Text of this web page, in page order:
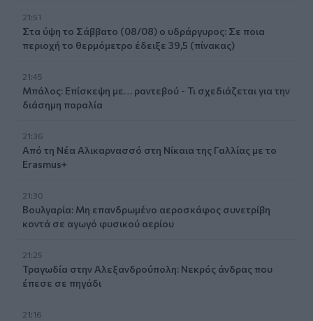
21:51
Στα ύψη το Σάββατο (08/08) ο υδράργυρος: Σε ποια
περιοχή το θερμόμετρο έδειξε 39,5 (πίνακας)
21:45
Μπάλος: Επίσκεψη με… ραντεβού - Τι σχεδιάζεται για την
διάσημη παραλία
21:36
Από τη Νέα Αλικαρνασσό στη Νίκαια της Γαλλίας με το
Erasmus+
21:30
Βουλγαρία: Μη επανδρωμένο αεροσκάφος συνετρίβη
κοντά σε αγωγό φυσικού αερίου
21:25
Τραγωδία στην Αλεξανδρούπολη: Νεκρός άνδρας που
έπεσε σε πηγάδι
21:16